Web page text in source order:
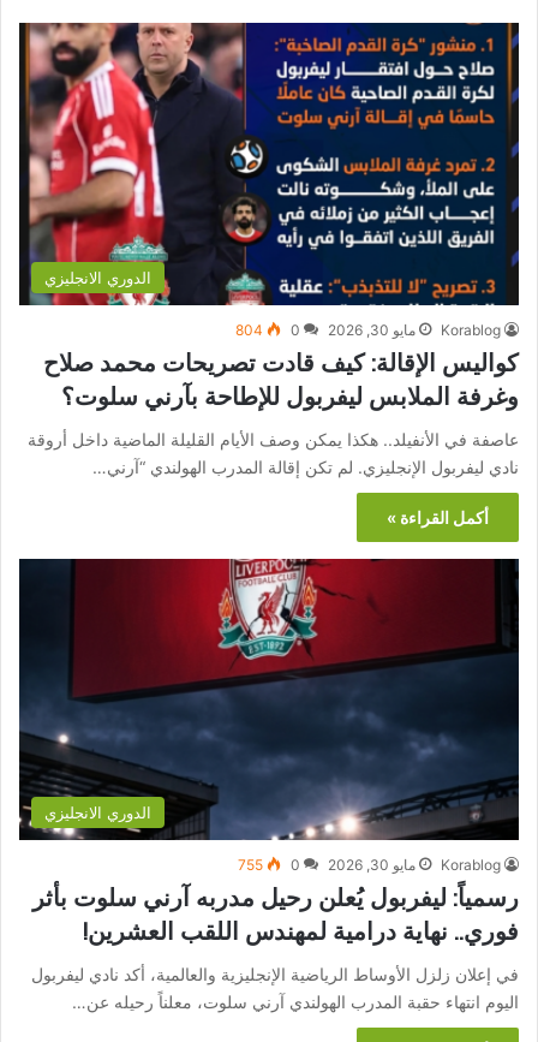
الدوري الانجليزي
Korablog مايو 30, 2026 0
804
كواليس الإقالة: كيف قادت تصريحات محمد صلاح
وغرفة الملابس ليفربول للإطاحة بآرني سلوت؟
عاصفة في الأنفيلد.. هكذا يمكن وصف الأيام القليلة الماضية داخل أروقة
نادي ليفربول الإنجليزي. لم تكن إقالة المدرب الهولندي “آرني…
أكمل القراءة »
الدوري الانجليزي
Korablog مايو 30, 2026 0
755
رسمياً: ليفربول يُعلن رحيل مدربه آرني سلوت بأثر
فوري.. نهاية درامية لمهندس اللقب العشرين!
في إعلان زلزل الأوساط الرياضية الإنجليزية والعالمية، أكد نادي ليفربول
اليوم انتهاء حقبة المدرب الهولندي آرني سلوت، معلناً رحيله عن…